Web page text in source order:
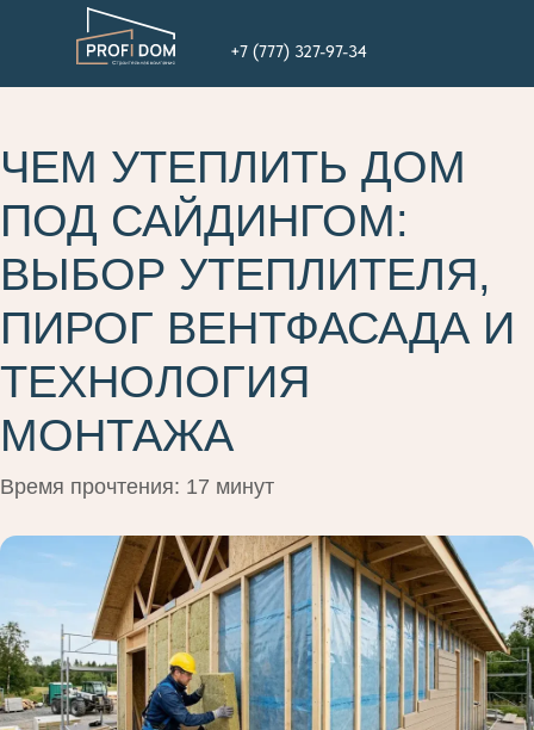
+7 (777) 327-97-34
ЧЕМ УТЕПЛИТЬ ДОМ
ПОД САЙДИНГОМ:
ВЫБОР УТЕПЛИТЕЛЯ,
ПИРОГ ВЕНТФАСАДА И
ТЕХНОЛОГИЯ
МОНТАЖА
Время прочтения: 17 минут